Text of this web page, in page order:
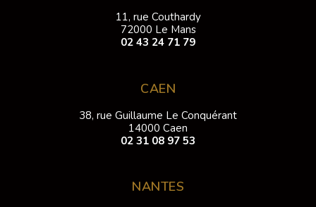
11, rue Couthardy
72000 Le Mans
02 43 24 71 79
CAEN
38, rue Guillaume Le Conquérant
14000 Caen
02 31 08 97 53
NANTES